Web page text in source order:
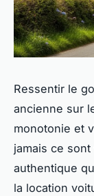
Ressentir le
ancienne sur
monotonie et
jamais ce
authentique
la location